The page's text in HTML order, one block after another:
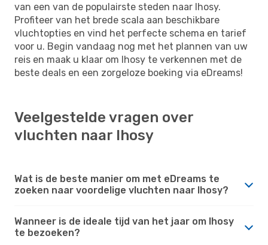
van een van de populairste steden naar Ihosy.
Profiteer van het brede scala aan beschikbare
vluchtopties en vind het perfecte schema en tarief
voor u. Begin vandaag nog met het plannen van uw
reis en maak u klaar om Ihosy te verkennen met de
beste deals en een zorgeloze boeking via eDreams!
Veelgestelde vragen over
vluchten naar Ihosy
Wat is de beste manier om met eDreams te
zoeken naar voordelige vluchten naar Ihosy?
Wanneer is de ideale tijd van het jaar om Ihosy
te bezoeken?